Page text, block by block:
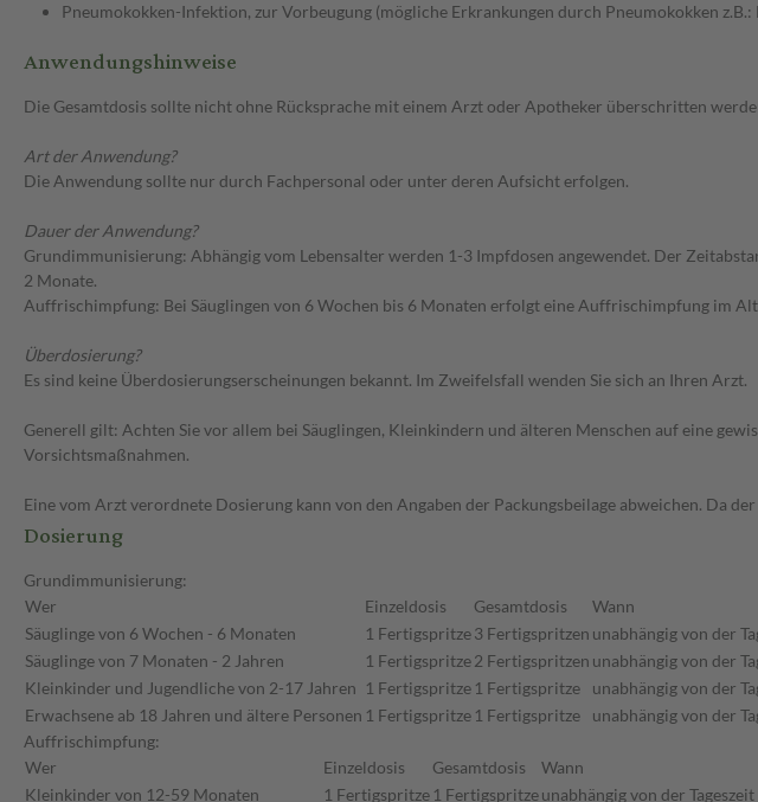
Pneumokokken-Infektion, zur Vorbeugung (mögliche Erkrankungen durch Pneumokokken
Anwendungshinweise
Die Gesamtdosis sollte nicht ohne Rücksprache mit einem Arzt oder Apotheker überschritten
Art der Anwendung?
Die Anwendung sollte nur durch Fachpersonal oder unter deren Aufsicht erfolgen.
Dauer der Anwendung?
Grundimmunisierung: Abhängig vom Lebensalter werden 1-3 Impfdosen angewendet. Der
2 Monate.
Auffrischimpfung: Bei Säuglingen von 6 Wochen bis 6 Monaten erfolgt eine Auffrischimpfung im
Überdosierung?
Es sind keine Überdosierungserscheinungen bekannt. Im Zweifelsfall wenden Sie sich an Ihren Arzt.
Generell gilt: Achten Sie vor allem bei Säuglingen, Kleinkindern und älteren Menschen auf eine
Vorsichtsmaßnahmen.
Eine vom Arzt verordnete Dosierung kann von den Angaben der Packungsbeilage abweichen. Da
Dosierung
Grundimmunisierung:
Wer
Einzeldosis Gesamtdosis
Wann
Säuglinge von 6 Wochen - 6 Monaten
1 Fertigspritze3 Fertigspritzen unabhängig von der
Säuglinge von 7 Monaten - 2 Jahren
1 Fertigspritze2 Fertigspritzen unabhängig von der
Kleinkinder und Jugendliche von 2-17 Jahren 1 Fertigspritze 1 Fertigspritze
unabhängig von der
Erwachsene ab 18 Jahren und ältere Personen 1 Fertigspritze 1 Fertigspritze
unabhängig von der
Auffrischimpfung:
Wer
Einzeldosis Gesamtdosis
Wann
Kleinkinder von 12-59 Monaten
1 Fertigspritze 1 Fertigspritzeunabhängig von der Tageszeit